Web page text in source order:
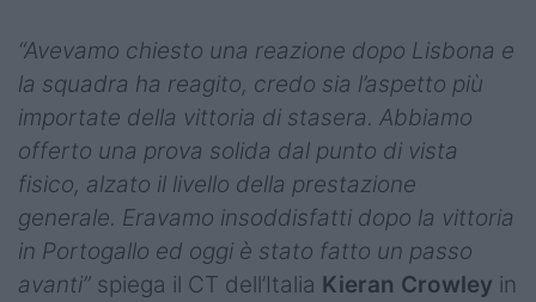
“Avevamo chiesto una reazione dopo Lisbona e
la squadra ha reagito, credo sia l’aspetto più
importate della vittoria di stasera. Abbiamo
offerto una prova solida dal punto di vista
fisico, alzato il livello della prestazione
generale. Eravamo insoddisfatti dopo la vittoria
in Portogallo ed oggi è stato fatto un passo
avanti” spiega il CT dell’Italia Kieran Crowley in